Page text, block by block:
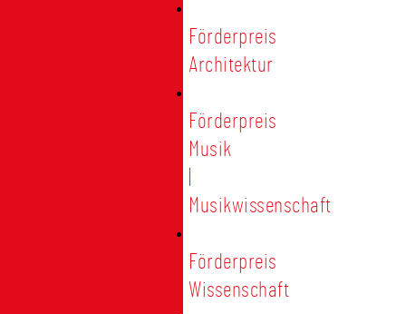
Förderpreis
Architektur
Förderpreis
Musik
Musikwissenschaft
Förderpreis
Wissenschaft